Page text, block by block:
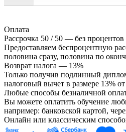
Оплата
Рассрочка 50 / 50 — без процентов
Предоставляем беспроцентную
половина сразу, половина по
Возврат налога — 13%
Только получив подлинный
налоговый вычет в размере 13% от
Любые способы безналичной
Вы можете оплатить обучение
например: банковской картой,
Онлайн или классическим